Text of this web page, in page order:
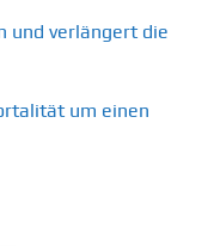
und verlängert die
um einen